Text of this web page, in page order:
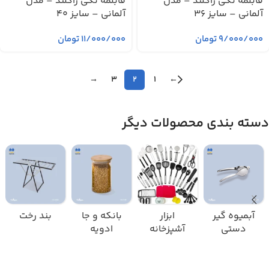
آلمانی – سایز 36
۹/۰۰۰/۰۰۰تومان
آلمانی – سایز 40
۱۱/۰۰۰/۰۰۰تومان
←
1
2
3
→
دسته بندی محصولات دیگر
آبمیوه گیر
دستی
ابزار
آشپزخانه
بانکه و جا
ادویه
بند رخت